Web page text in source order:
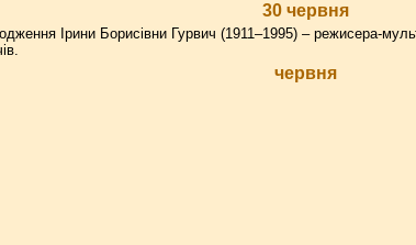
30 червня
Ірини Борисівни Гурвич (1911–1995) – режисера-
червня